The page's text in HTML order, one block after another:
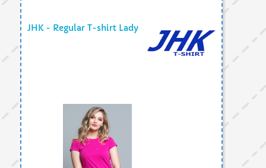
JHK - Regular T-shirt Lady